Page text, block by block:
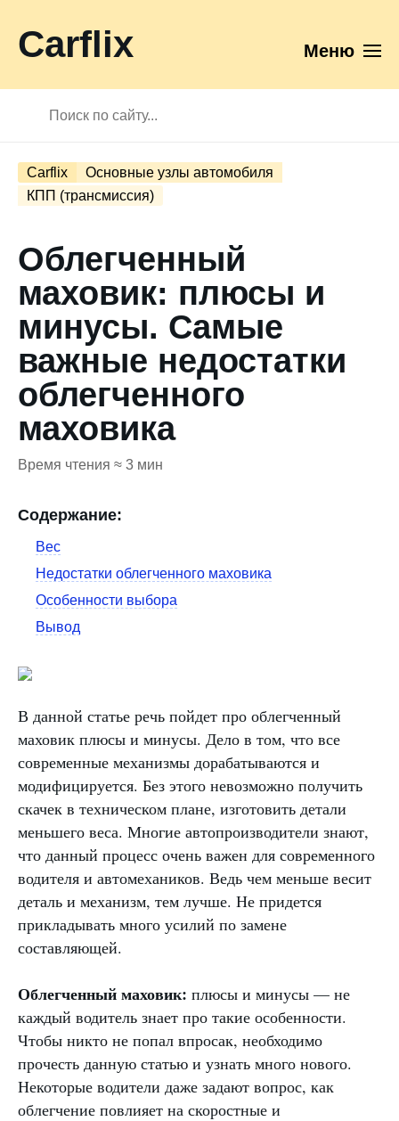
Carflix Меню
Carflix
Основные узлы автомобиля
КПП (трансмиссия)
Облегченный
маховик: плюсы и
минусы. Самые
важные недостатки
облегченного
маховика
Время чтения ≈ 3 мин
Содержание:
Вес
Недостатки облегченного маховика
Особенности выбора
Вывод
В данной статье речь пойдет про облегченный
маховик плюсы и минусы. Дело в том, что все
современные механизмы дорабатываются и
модифицируется. Без этого невозможно получить
скачек в техническом плане, изготовить детали
меньшего веса. Многие автопроизводители знают,
что данный процесс очень важен для современного
водителя и автомехаников. Ведь чем меньше весит
деталь и механизм, тем лучше. Не придется
прикладывать много усилий по замене
составляющей.
Облегченный маховик: плюсы и минусы — не
каждый водитель знает про такие особенности.
Чтобы никто не попал впросак, необходимо
прочесть данную статью и узнать много нового.
Некоторые водители даже задают вопрос, как
облегчение повлияет на скоростные и